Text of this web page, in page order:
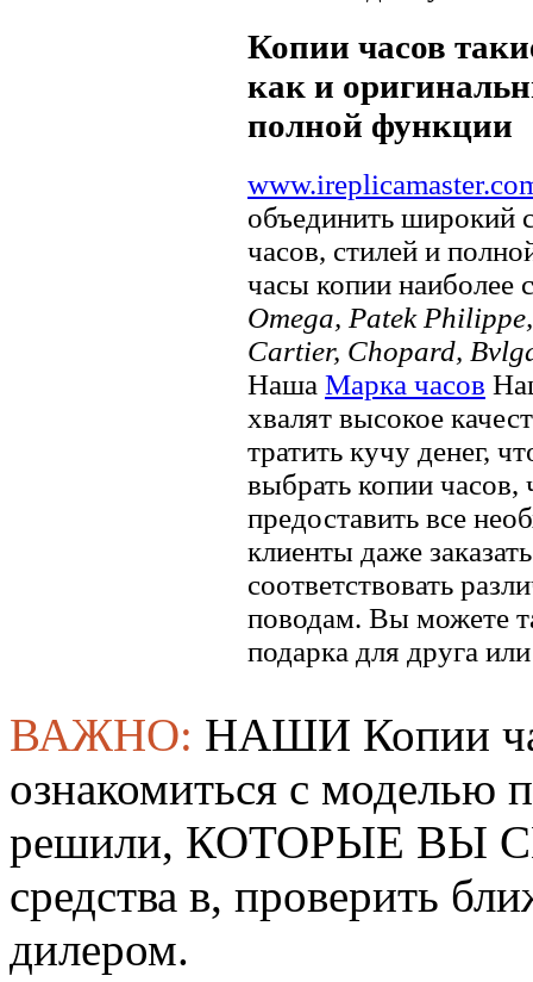
Копии часов
как и
полной функции
объединить широкий
часов, стилей и
часы копии наиболее
Omega, Patek
Cartier, Chopard,
Наша Марка часов
хвалят высокое
тратить кучу денег,
выбрать копии часов,
предоставить все
клиенты даже
соответствовать
поводам. Вы можете
подарка для друга
ВАЖНО: НАШИ Копии
ознакомиться с
решили, КОТОРЫЕ ВЫ
средства в, проверить
дилером.